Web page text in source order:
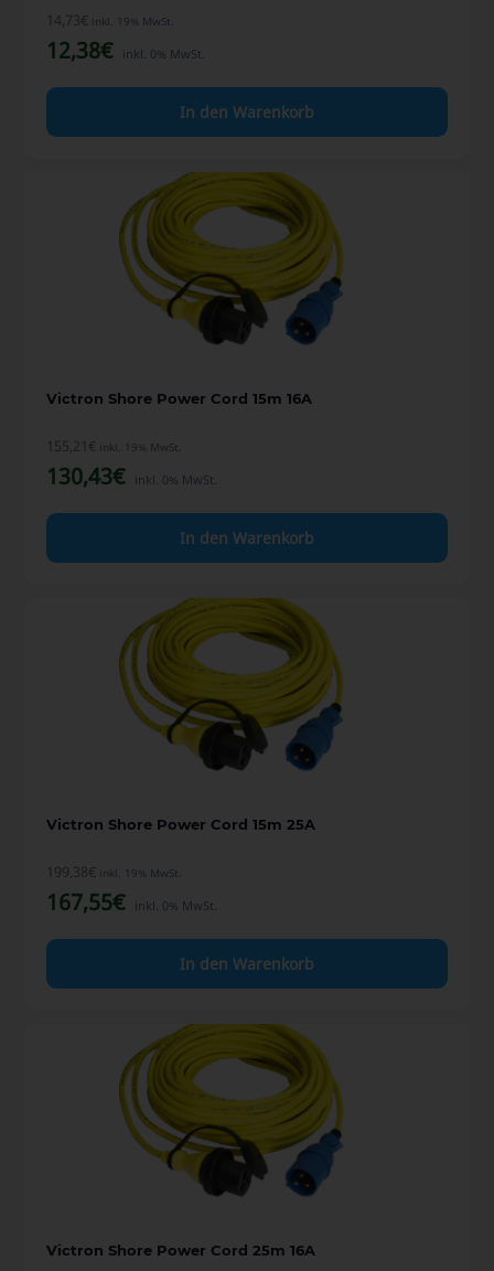
14,73€ inkl. 19% MwSt.
12,38€ inkl. 0% MwSt.
In den Warenkorb
Victron Shore Power Cord 15m 16A
155,21 € inkl. 19% MwSt.
130,43€ inkl. 0% MwSt.
In den Warenkorb
Victron Shore Power Cord 15m 25A
199,38€ inkl. 19% MwSt.
167,55€ inkl. 0% MwSt.
In den Warenkorb
Victron Shore Power Cord 25m 16A